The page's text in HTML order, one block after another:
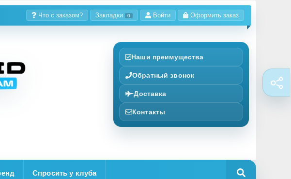
Что с заказом? Закладки 0 Войти Оформить заказ
Наши преимущества
Обратный звонок
Доставка
Контакты
Спросить у клуба